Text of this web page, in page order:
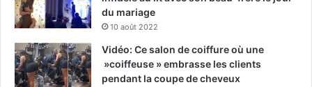
du mariage
10 août 2022
Vidéo: Ce salon de coiffure où une
»coiffeuse » embrasse les clients
pendant la coupe de cheveux